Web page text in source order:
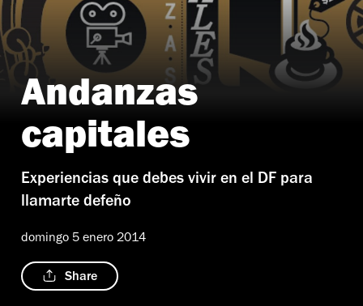
Andanzas
capitales
Experiencias que debes vivir en el DF para
llamarte defeño
domingo 5 enero 2014
Share